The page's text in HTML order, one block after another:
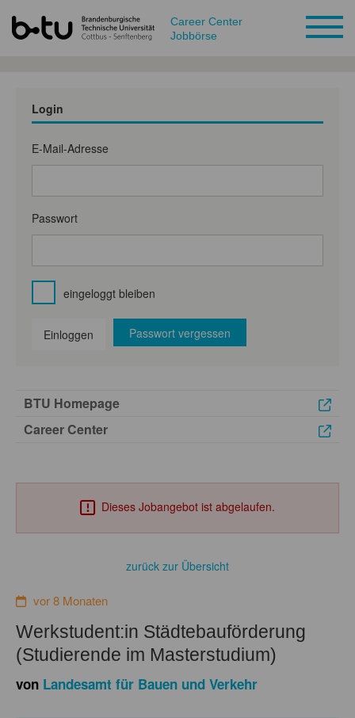
Career Center
Jobbörse
Login
E-Mail-Adresse
Passwort
eingeloggt bleiben
Einloggen Passwort vergessen
BTU Homepage
Career Center
Dieses Jobangebot ist abgelaufen.
zurück zur Übersicht
vor 8 Monaten
Werkstudent:in Städtebauförderung
(Studierende im Masterstudium)
von Landesamt für Bauen und Verkehr